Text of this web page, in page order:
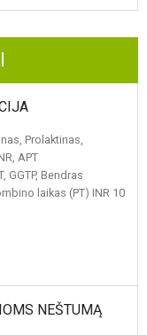
Prolaktinas,
APT
GGTP, Bendras
laikas (PT) INR 10
NEŠTUMĄ